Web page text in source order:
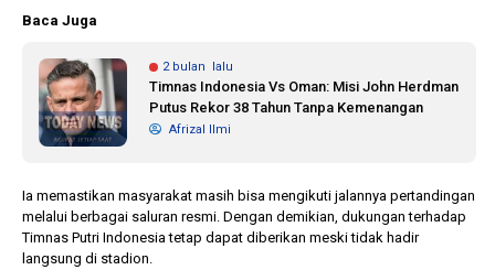
Baca Juga
2 bulan lalu
Timnas Indonesia Vs Oman: Misi John Herdman
Putus Rekor 38 Tahun Tanpa Kemenangan
Afrizal Ilmi
Ia memastikan masyarakat masih bisa mengikuti jalannya pertandingan
melalui berbagai saluran resmi. Dengan demikian, dukungan terhadap
Timnas Putri Indonesia tetap dapat diberikan meski tidak hadir
langsung di stadion.